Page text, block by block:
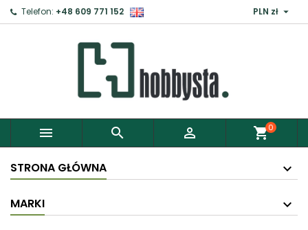
Telefon: +48 609 771 152 PLN zł 
   shopping_cart0
STRONA GŁÓWNA
MARKI